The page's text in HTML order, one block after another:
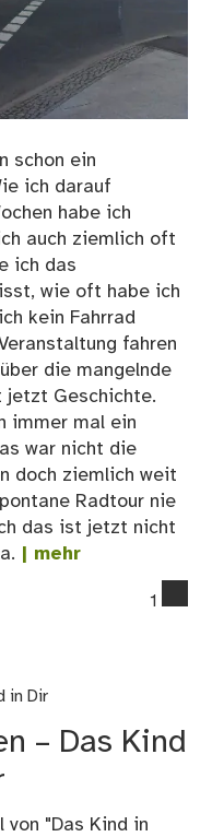
schon ein
ich darauf
habe ich
auch ziemlich oft
ich das
wie oft habe ich
kein Fahrrad
fahren
die mangelnde
jetzt Geschichte.
immer mal ein
war nicht die
doch ziemlich weit
Radtour nie
das ist jetzt nicht
| mehr
1
in Dir
– Das Kind
"Das Kind in